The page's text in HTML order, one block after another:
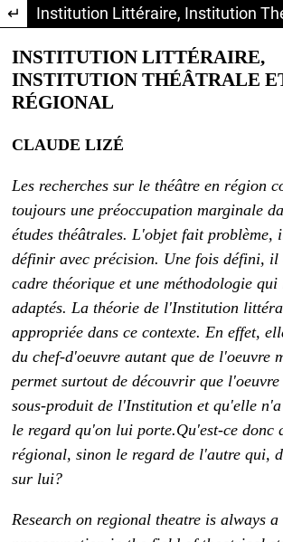
Return to Article Details